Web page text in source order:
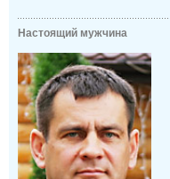
Настоящий мужчина